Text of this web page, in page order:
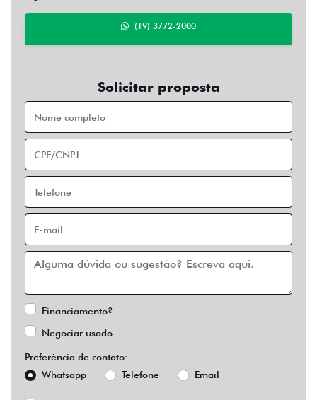
(19) 3772-2000
Solicitar proposta
Financiamento?
Negociar usado
Preferência de contato:
Whatsapp
Telefone Email